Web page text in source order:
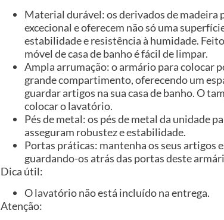
Material durável: os derivados de madeira
excecional e oferecem não só uma
estabilidade e resistência à humidade.
móvel de casa de banho é fácil de limpar.
Ampla arrumação: o armário para colocar
grande compartimento, oferecendo um
guardar artigos na sua casa de banho. O
colocar o lavatório.
Pés de metal: os pés de metal da unidade
asseguram robustez e estabilidade.
Portas práticas: mantenha os seus artigos
guardando-os atrás das portas deste
Dica útil:
O lavatório não está incluído na entrega.
Atenção: